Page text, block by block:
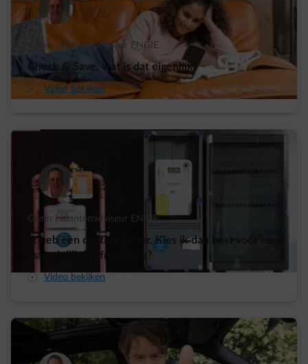
Glenn | Klantenadviseur ENGIE
Check & Save, wat is dat eigenlijk?
arrow-play-fwd Video bekijken
Glenn | Klantenadviseur ENGIE
Ik heb een digitale meter. Kies ik dan best voor een
maandelijkse afrekening?
arrow-play-fwd Video bekijken